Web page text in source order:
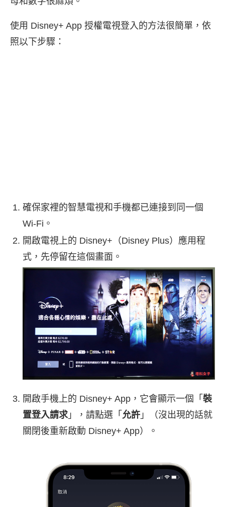
使用 Disney+ App 授權電視登入的方法很簡單，依
照以下步驟：
確保家裡的智慧電視和手機都已連接到同一個
Wi-Fi。
開啟電視上的 Disney+（Disney Plus）應用程
式，先停留在這個畫面。
開啟手機上的 Disney+ App，它會顯示一個「 裝
置登入請求」，請點選「 允許 」（沒出現的話就
關閉後重新啟動 Disney+ App）。